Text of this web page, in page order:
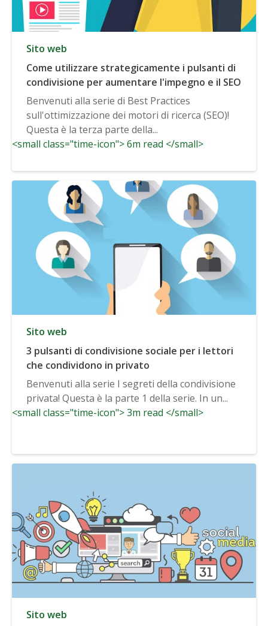
Sito web
Come utilizzare strategicamente i pulsanti di
condivisione per aumentare l'impegno e il SEO
Benvenuti alla serie di Best Practices
sull'ottimizzazione dei motori di ricerca (SEO)!
Questa è la terza parte della...
<small class="time-icon"> 6m read </small>
Sito web
3 pulsanti di condivisione sociale per i lettori
che condividono in privato
Benvenuti alla serie I segreti della condivisione
privata! Questa è la parte 1 della serie. In un...
<small class="time-icon"> 3m read </small>
Sito web